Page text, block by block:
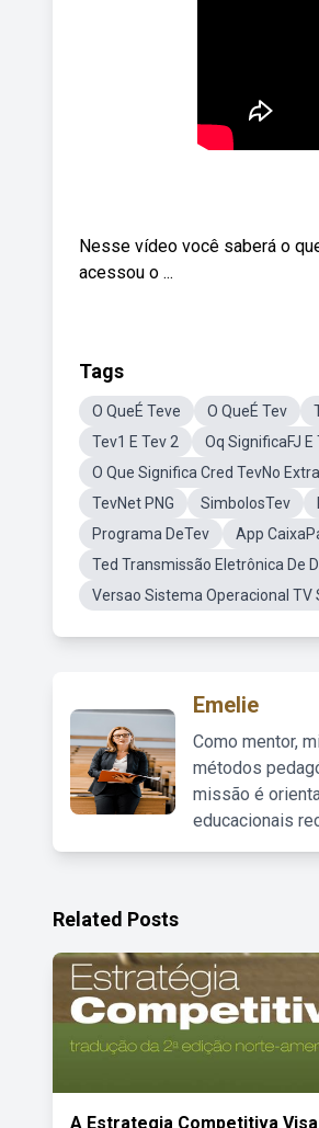
Nesse vídeo você saberá o
acessou o ...
Tags
O QueÉ Teve O QueÉ Tev
Tev1 E Tev 2
Oq SignificaFJ E
O Que Significa Cred TevNo
TevNet PNG
SimbolosTev
Programa DeTev
App
Ted Transmissão Eletrônica De
Versao Sistema Operacional TV
Emelie
Como mentor,
métodos
missão é
educacionais
Related Posts
A Estrategia Competitiva Visa